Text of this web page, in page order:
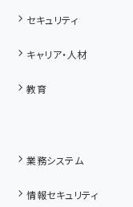
セキュリティ
キャリア・人材
教育
業務システム
情報セキュリティ